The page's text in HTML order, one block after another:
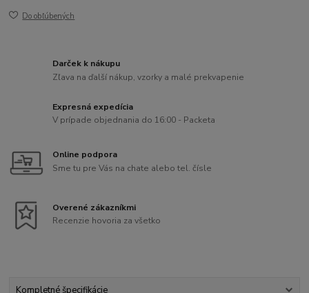
Do obľúbených
Darček k nákupu
Zľava na ďalší nákup, vzorky a malé prekvapenie
Expresná expedícia
V prípade objednania do 16:00 - Packeta
Online podpora
Sme tu pre Vás na chate alebo tel. čísle
Overené zákazníkmi
Recenzie hovoria za všetko
Kompletné špecifikácie